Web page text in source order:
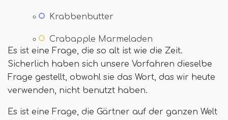
Krabbenbutter
Crabapple Marmeladen
Es ist eine Frage, die so alt ist wie die Zeit.
Sicherlich haben sich unsere Vorfahren dieselbe
Frage gestellt, obwohl sie das Wort, das wir heute
verwenden, nicht benutzt haben.
Es ist eine Frage, die Gärtner auf der ganzen Welt